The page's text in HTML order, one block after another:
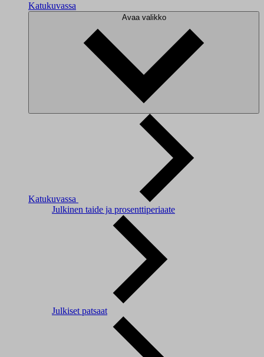
Katukuvassa
Avaa valikko
Katukuvassa
Julkinen taide ja prosenttiperiaate
Julkiset patsaat